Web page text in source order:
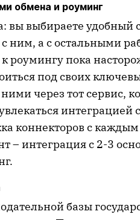
обмена и роуминг
вы выбираете удобный
ним, а с остальными
роумингу пока
под своих
через тот сервис,
интеграцией
коннекторов с
– интеграция с 2-3
базы